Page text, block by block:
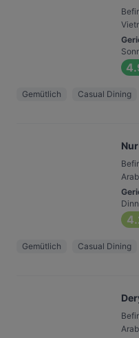
Gemütlich Casual Dining
Gemütlich Casual Dining